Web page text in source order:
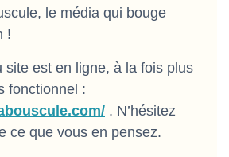
le média qui bouge
!
site est en ligne, à la fois plus
fonctionnel :
. N’hésitez
ce que vous en pensez.